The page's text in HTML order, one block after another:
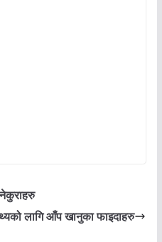
लागि आँप खानुका फाइदाहरु